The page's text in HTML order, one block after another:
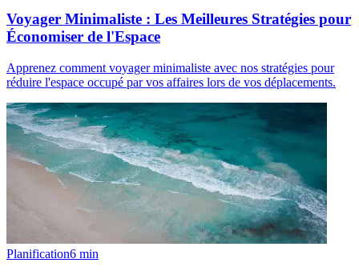
Voyager Minimaliste : Les Meilleures Stratégies pour
Économiser de l'Espace
Apprenez comment voyager minimaliste avec nos stratégies pour
réduire l'espace occupé par vos affaires lors de vos déplacements.
Planification6 min